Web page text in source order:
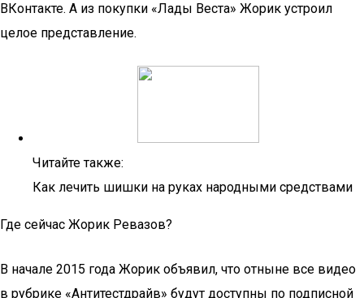
ВКонтакте. А из покупки «Лады Веста» Жорик устроил
целое представление.
Читайте также:
Как лечить шишки на руках народными средствами
Где сейчас Жорик Ревазов?
В начале 2015 года Жорик объявил, что отныне все видео
в рубрике «Антитестдрайв» будут доступны по подписной